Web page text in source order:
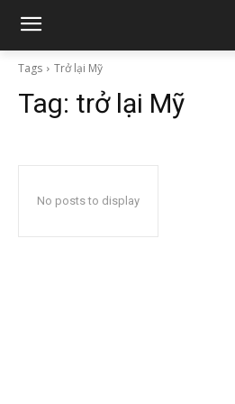
Tags Trở lại Mỹ
Tag: trở lại Mỹ
No posts to display